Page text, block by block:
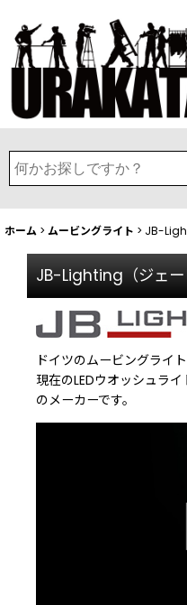
ホーム > ムービングライト > JB-
JB-Lighting（ジェー
ドイツのムービングライ
現在のLEDウオッシュラ
のメーカーです。